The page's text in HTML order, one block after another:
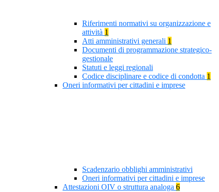
Riferimenti normativi su organizzazione e
attività 1
Atti amministrativi generali 1
Documenti di programmazione strategico-
gestionale
Statuti e leggi regionali
Codice disciplinare e codice di condotta 1
Oneri informativi per cittadini e imprese
Scadenzario obblighi amministrativi
Oneri informativi per cittadini e imprese
Attestazioni OIV o struttura analoga 6